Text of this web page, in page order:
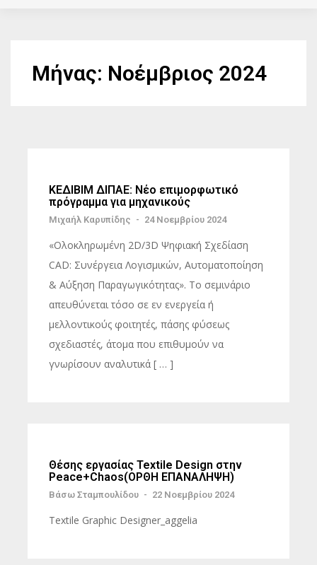
Μήνας: Νοέμβριος 2024
ΚΕΔΙΒΙΜ ΔΙΠΑΕ: Νέο επιμορφωτικό
πρόγραμμα για μηχανικούς
Μιχαήλ Καρυπίδης - 24 Νοεμβρίου 2024
«Ολοκληρωμένη 2D/3D Ψηφιακή Σχεδίαση
CAD: Συνέργεια Λογισμικών, Αυτοματοποίηση
& Αύξηση Παραγωγικότητας». Το σεμινάριο
απευθύνεται τόσο σε εν ενεργεία ή
μελλοντικούς φοιτητές, πάσης φύσεως
σχεδιαστές, άτομα που επιθυμούν να
γνωρίσουν αναλυτικά [ … ]
Θέσης εργασίας Textile Design στην
Peace+Chaos(ΟΡΘΗ ΕΠΑΝΑΛΗΨΗ)
Βάσω Σταμπουλίδου - 22 Νοεμβρίου 2024
Textile Graphic Designer_aggelia